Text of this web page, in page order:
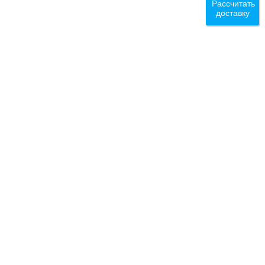
Рассчитать
доставку